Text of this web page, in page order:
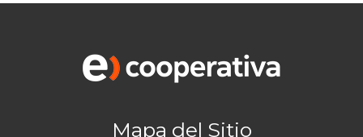
Mapa del Sitio